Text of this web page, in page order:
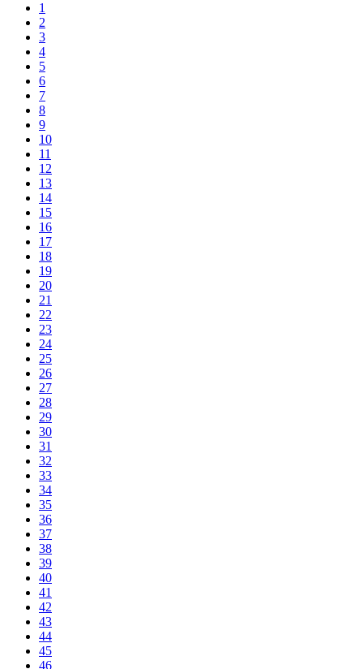
1
2
3
4
5
6
7
8
9
10
11
12
13
14
15
16
17
18
19
20
21
22
23
24
25
26
27
28
29
30
31
32
33
34
35
36
37
38
39
40
41
42
43
44
45
46